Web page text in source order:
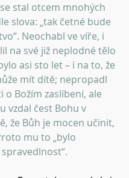
stal otcem mnohých
slova: „tak četné bude
Neochabl ve víře, i
na své již neplodné tělo
asi sto let – i na to, že
mít dítě; nepropadl
o Božím zaslíbení, ale
vzdal čest Bohu v
že Bůh je mocen učinit,
mu to „bylo